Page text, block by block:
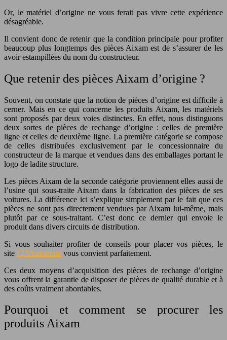
Or, le matériel d’origine ne vous ferait pas vivre cette expérience
désagréable.
Il convient donc de retenir que la condition principale pour profiter
beaucoup plus longtemps des pièces Aixam est de s’assurer de les
avoir estampillées du nom du constructeur.
Que retenir des pièces Aixam d’origine ?
Souvent, on constate que la notion de pièces d’origine est difficile à
cerner. Mais en ce qui concerne les produits Aixam, les matériels
sont proposés par deux voies distinctes. En effet, nous distinguons
deux sortes de pièces de rechange d’origine : celles de première
ligne et celles de deuxième ligne. La première catégorie se compose
de celles distribuées exclusivement par le concessionnaire du
constructeur de la marque et vendues dans des emballages portant le
logo de ladite structure.
Les pièces Aixam de la seconde catégorie proviennent elles aussi de
l’usine qui sous-traite Aixam dans la fabrication des pièces de ses
voitures. La différence ici s’explique simplement par le fait que ces
pièces ne sont pas directement vendues par Aixam lui-même, mais
plutôt par ce sous-traitant. C’est donc ce dernier qui envoie le
produit dans divers circuits de distribution.
Si vous souhaiter profiter de conseils pour placer vos pièces, le
site 123Automoto vous convient parfaitement.
Ces deux moyens d’acquisition des pièces de rechange d’origine
vous offrent la garantie de disposer de pièces de qualité durable et à
des coûts vraiment abordables.
Pourquoi et comment se procurer les
produits Aixam